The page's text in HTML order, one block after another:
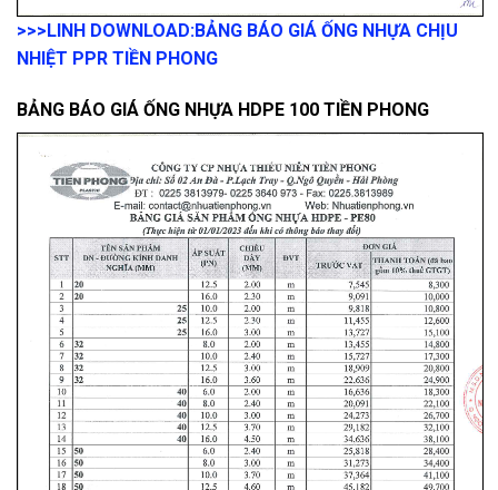
>>>LINH DOWNLOAD:BẢNG BÁO GIÁ ỐNG NHỰA CHỊU
NHIỆT PPR TIỀN PHONG
BẢNG BÁO GIÁ ỐNG NHỰA HDPE 100 TIỀN PHONG